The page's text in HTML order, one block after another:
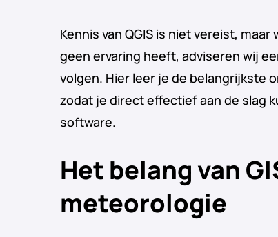
Kennis van QGIS is niet vereist,
geen ervaring heeft, adviseren wij
volgen. Hier leer je de belangrijkste
zodat je direct effectief aan de slag
software.
Het belang van
meteorologie